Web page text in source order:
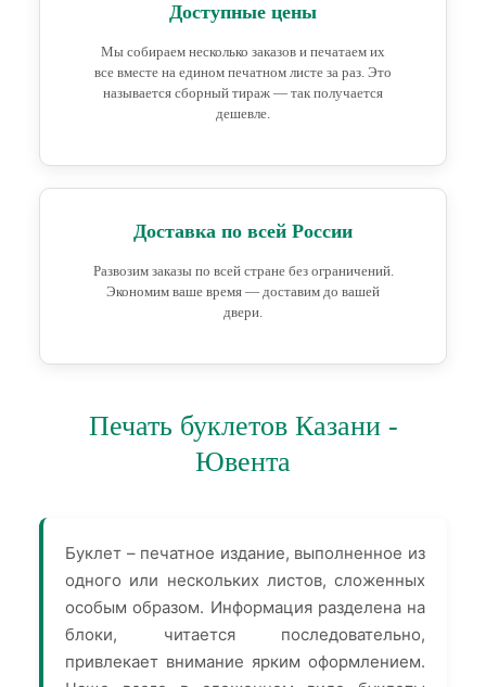
Доступные цены
Мы собираем несколько заказов и печатаем их
все вместе на едином печатном листе за раз. Это
называется сборный тираж — так получается
дешевле.
Доставка по всей России
Развозим заказы по всей стране без ограничений.
Экономим ваше время — доставим до вашей
двери.
Печать буклетов Казани -
Ювента
Буклет – печатное издание, выполненное из
одного или нескольких листов, сложенных
особым образом. Информация разделена на
блоки, читается последовательно,
привлекает внимание ярким оформлением.